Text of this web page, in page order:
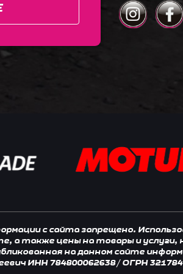
с сайта запрещено.
а также цены на товары и
на данном сайте
ИНН 784800062638 / ОГРН